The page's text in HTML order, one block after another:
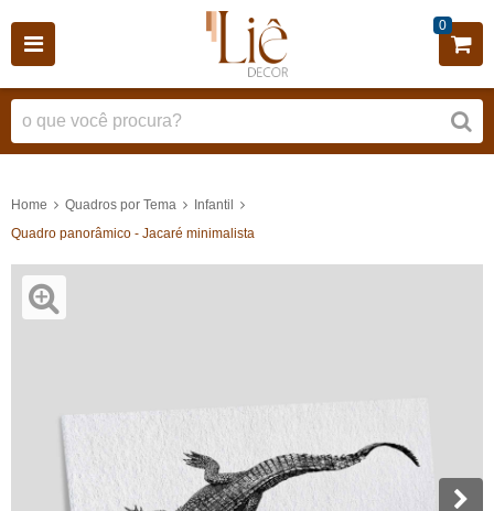
0
Home Quadros por Tema
Infantil
Quadro panorâmico - Jacaré minimalista